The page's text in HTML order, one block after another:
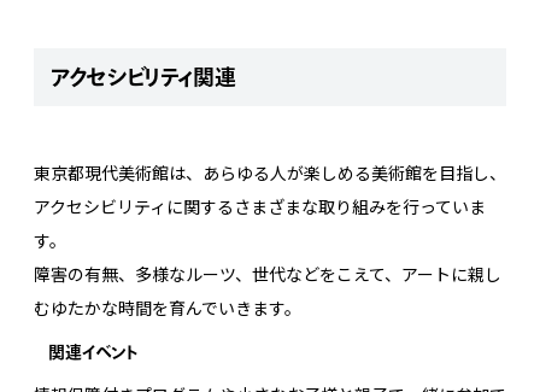
アクセシビリティ関連
東京都現代美術館は、あらゆる人が楽しめる美術館を目指し、
アクセシビリティに関するさまざまな取り組みを行っていま
す。
障害の有無、多様なルーツ、世代などをこえて、アートに親し
むゆたかな時間を育んでいきます。
関連イベント